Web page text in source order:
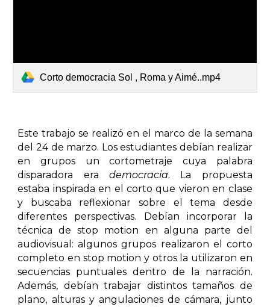
Corto democracia Sol , Roma y Aimé..mp4
Este trabajo se realizó en el marco de la semana
del 24 de marzo. Los estudiantes debían realizar
en grupos un cortometraje cuya palabra
disparadora era democracia. La propuesta
estaba inspirada en el corto que vieron en clase
y buscaba reflexionar sobre el tema desde
diferentes perspectivas. Debían incorporar la
técnica de stop motion en alguna parte del
audiovisual: algunos grupos realizaron el corto
completo en stop motion y otros la utilizaron en
secuencias puntuales dentro de la narración.
Además, debían trabajar distintos tamaños de
plano, alturas y angulaciones de cámara, junto